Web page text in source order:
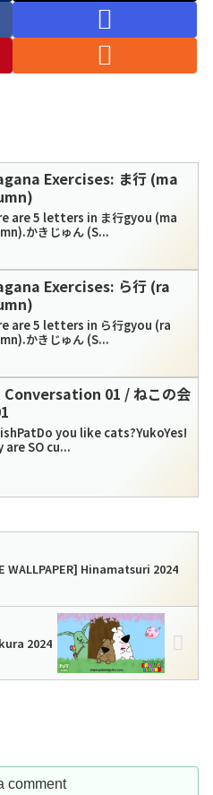
Exercises: ま行 (ma
are 5 letters in ま行gyou (ma
かきじゅん (S...
Exercises: ら行 (ra
are 5 letters in ら行gyou (ra
かきじゅん (S...
01 / ねこの会
you like cats?YukoYes!
are SO cu...
WALLPAPER] Hinamatsuri 2024
2024
comment